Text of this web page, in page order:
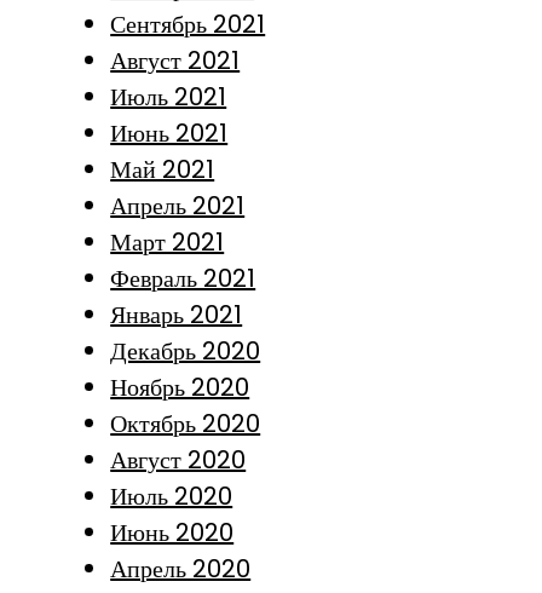
Сентябрь 2021
Август 2021
Июль 2021
Июнь 2021
Май 2021
Апрель 2021
Март 2021
Февраль 2021
Январь 2021
Декабрь 2020
Ноябрь 2020
Октябрь 2020
Август 2020
Июль 2020
Июнь 2020
Апрель 2020